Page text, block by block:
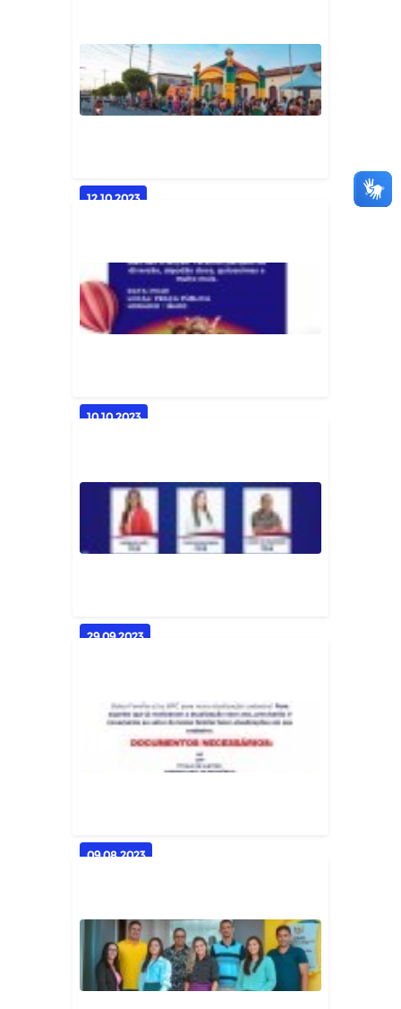
Solenidade de Posse dos Novos
Conselheiros Tutelares do Muni...
12.10.2023
FESTA EM ALUSÃO AO DIA DAS
CRIANÇAS
10.10.2023
CONVITE | DIAS DAS CRIANÇAS
DA SECRETARIA DE
ASSISTÊNCIA SOC...
29.09.2023
ELEIÇÃO CONSELHO TUTELAR
2023
09.08.2023
O SETOR DO BOLSA FAMÍLIA
INFORMA: